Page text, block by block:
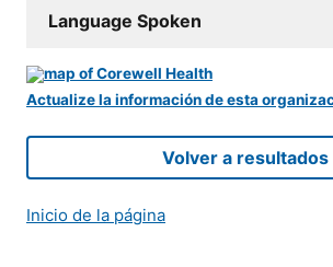
Language Spoken
Actualize la información de esta
Volver a resultados
Inicio de la página